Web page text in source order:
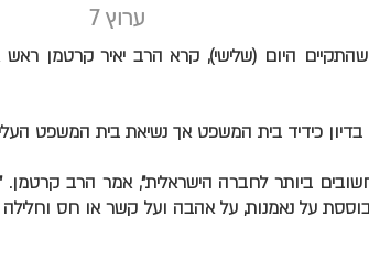
ערוץ 7
היום (שלישי), קרא הרב יאיר קרטמן ראש
בדיון כידיד בית המשפט אך נשיאת בית המשפט
ביותר לחברה הישראלית", אמר הרב
על נאמנות, על אהבה ועל קשר או חס